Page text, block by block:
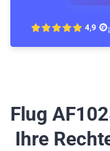
Flug
Ihre